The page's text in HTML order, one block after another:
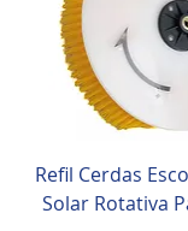
Refil Cerdas
Solar Rotativa